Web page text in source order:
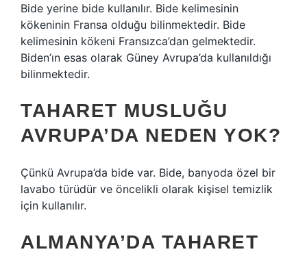
Bide yerine bide kullanılır. Bide kelimesinin
kökeninin Fransa olduğu bilinmektedir. Bide
kelimesinin kökeni Fransızca’dan gelmektedir.
Biden’ın esas olarak Güney Avrupa’da kullanıldığı
bilinmektedir.
TAHARET MUSLUĞU
AVRUPA’DA NEDEN YOK?
Çünkü Avrupa’da bide var. Bide, banyoda özel bir
lavabo türüdür ve öncelikli olarak kişisel temizlik
için kullanılır.
ALMANYA’DA TAHARET